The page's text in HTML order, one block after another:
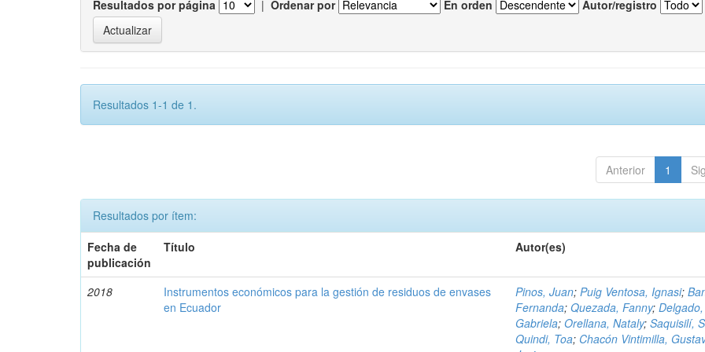
Resultados por página | Ordenar por En orden Autor/registro
Resultados 1-1 de 1.
Anterior 1
Resultados por ítem:
Fecha de
publicación
Título Autor(es)
2018
Instrumentos económicos para la gestión de residuos de envases
en Ecuador
Pinos, Juan;Puig Ventosa, Ignasi;
Fernanda;Quezada, Fanny;Delgado,
Gabriela;Orellana, Nataly;Saquisilí,
Quindi, Toa; Chacón Vintimilla,